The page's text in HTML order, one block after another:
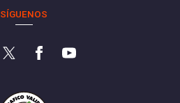
SÍGUENOS